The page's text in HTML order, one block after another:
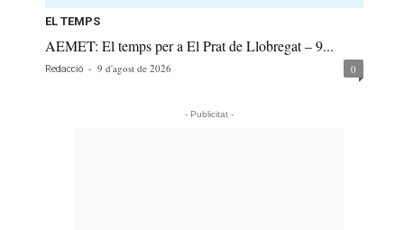
EL TEMPS
AEMET: El temps per a El Prat de Llobregat – 9...
Redacció - 9 d'agost de 2026 0
- Publicitat -